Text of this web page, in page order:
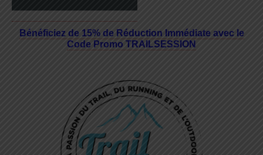
Bénéficiez de 15% de Réduction Immédiate avec le
Code Promo TRAILSESSION